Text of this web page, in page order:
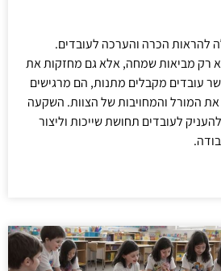
להראות הכרה והערכה לעובדים.
רק מביאות שמחה, אלא גם מחזקות את
עובדים מקבלים מתנות, הם מרגישים
את המורל והמחויבות של הצוות. השקעה
לעובדים תחושת שייכות וליצור